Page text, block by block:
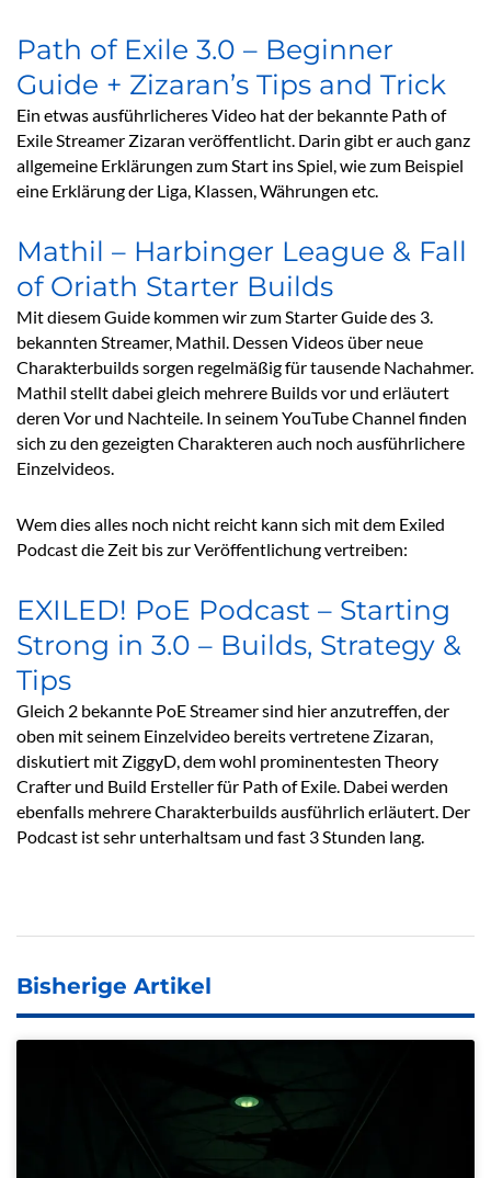
Path of Exile 3.0 – Beginner
Guide + Zizaran’s Tips and Trick
Ein etwas ausführlicheres Video hat der bekannte Path of
Exile Streamer Zizaran veröffentlicht. Darin gibt er auch ganz
allgemeine Erklärungen zum Start ins Spiel, wie zum Beispiel
eine Erklärung der Liga, Klassen, Währungen etc.
Mathil – Harbinger League & Fall
of Oriath Starter Builds
Mit diesem Guide kommen wir zum Starter Guide des 3.
bekannten Streamer, Mathil. Dessen Videos über neue
Charakterbuilds sorgen regelmäßig für tausende Nachahmer.
Mathil stellt dabei gleich mehrere Builds vor und erläutert
deren Vor und Nachteile. In seinem YouTube Channel finden
sich zu den gezeigten Charakteren auch noch ausführlichere
Einzelvideos.
Wem dies alles noch nicht reicht kann sich mit dem Exiled
Podcast die Zeit bis zur Veröffentlichung vertreiben:
EXILED! PoE Podcast – Starting
Strong in 3.0 – Builds, Strategy &
Tips
Gleich 2 bekannte PoE Streamer sind hier anzutreffen, der
oben mit seinem Einzelvideo bereits vertretene Zizaran,
diskutiert mit ZiggyD, dem wohl prominentesten Theory
Crafter und Build Ersteller für Path of Exile. Dabei werden
ebenfalls mehrere Charakterbuilds ausführlich erläutert. Der
Podcast ist sehr unterhaltsam und fast 3 Stunden lang.
Bisherige Artikel